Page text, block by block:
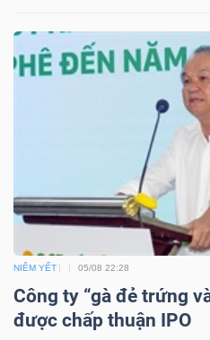
NIÊM YẾT 05/08 22:28
Công ty “gà đẻ trứng
được chấp thuận IPO
TRÁI
CÔNG